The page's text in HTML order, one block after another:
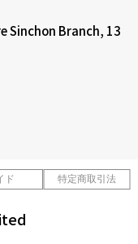
Sinchon Branch, 13
ド 特定商取引法